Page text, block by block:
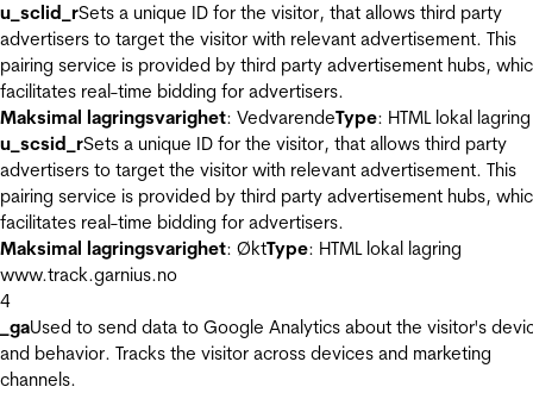
u_sclid_rSets a unique ID for the visitor, that allows third party
advertisers to target the visitor with relevant advertisement. This
pairing service is provided by third party advertisement hubs,
facilitates real-time bidding for advertisers.
Maksimal lagringsvarighet: VedvarendeType: HTML lokal lagring
u_scsid_rSets a unique ID for the visitor, that allows third party
advertisers to target the visitor with relevant advertisement. This
pairing service is provided by third party advertisement hubs,
facilitates real-time bidding for advertisers.
Maksimal lagringsvarighet: ØktType: HTML lokal lagring
www.track.garnius.no
4
_gaUsed to send data to Google Analytics about the visitor's
and behavior. Tracks the visitor across devices and marketing
channels.